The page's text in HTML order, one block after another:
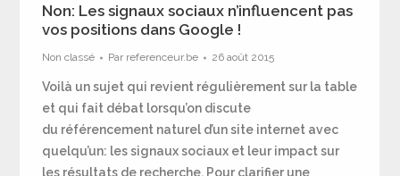
Non: Les signaux sociaux n’influencent pas
vos positions dans Google !
Non classé Par referenceur.be 26 août 2015
Voilà un sujet qui revient régulièrement sur la table
et qui fait débat lorsqu’on discute
du référencement naturel d’un site internet avec
quelqu’un: les signaux sociaux et leur impact sur
les résultats de recherche. Pour clarifier une